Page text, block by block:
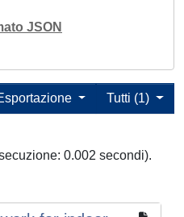
JSON
Tutti (1)
0.002 secondi).